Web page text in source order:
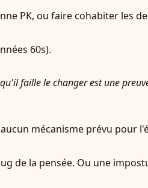
PK, ou faire cohabiter les
60s).
faille le changer est une
mécanisme prévu pour
de la pensée. Ou une